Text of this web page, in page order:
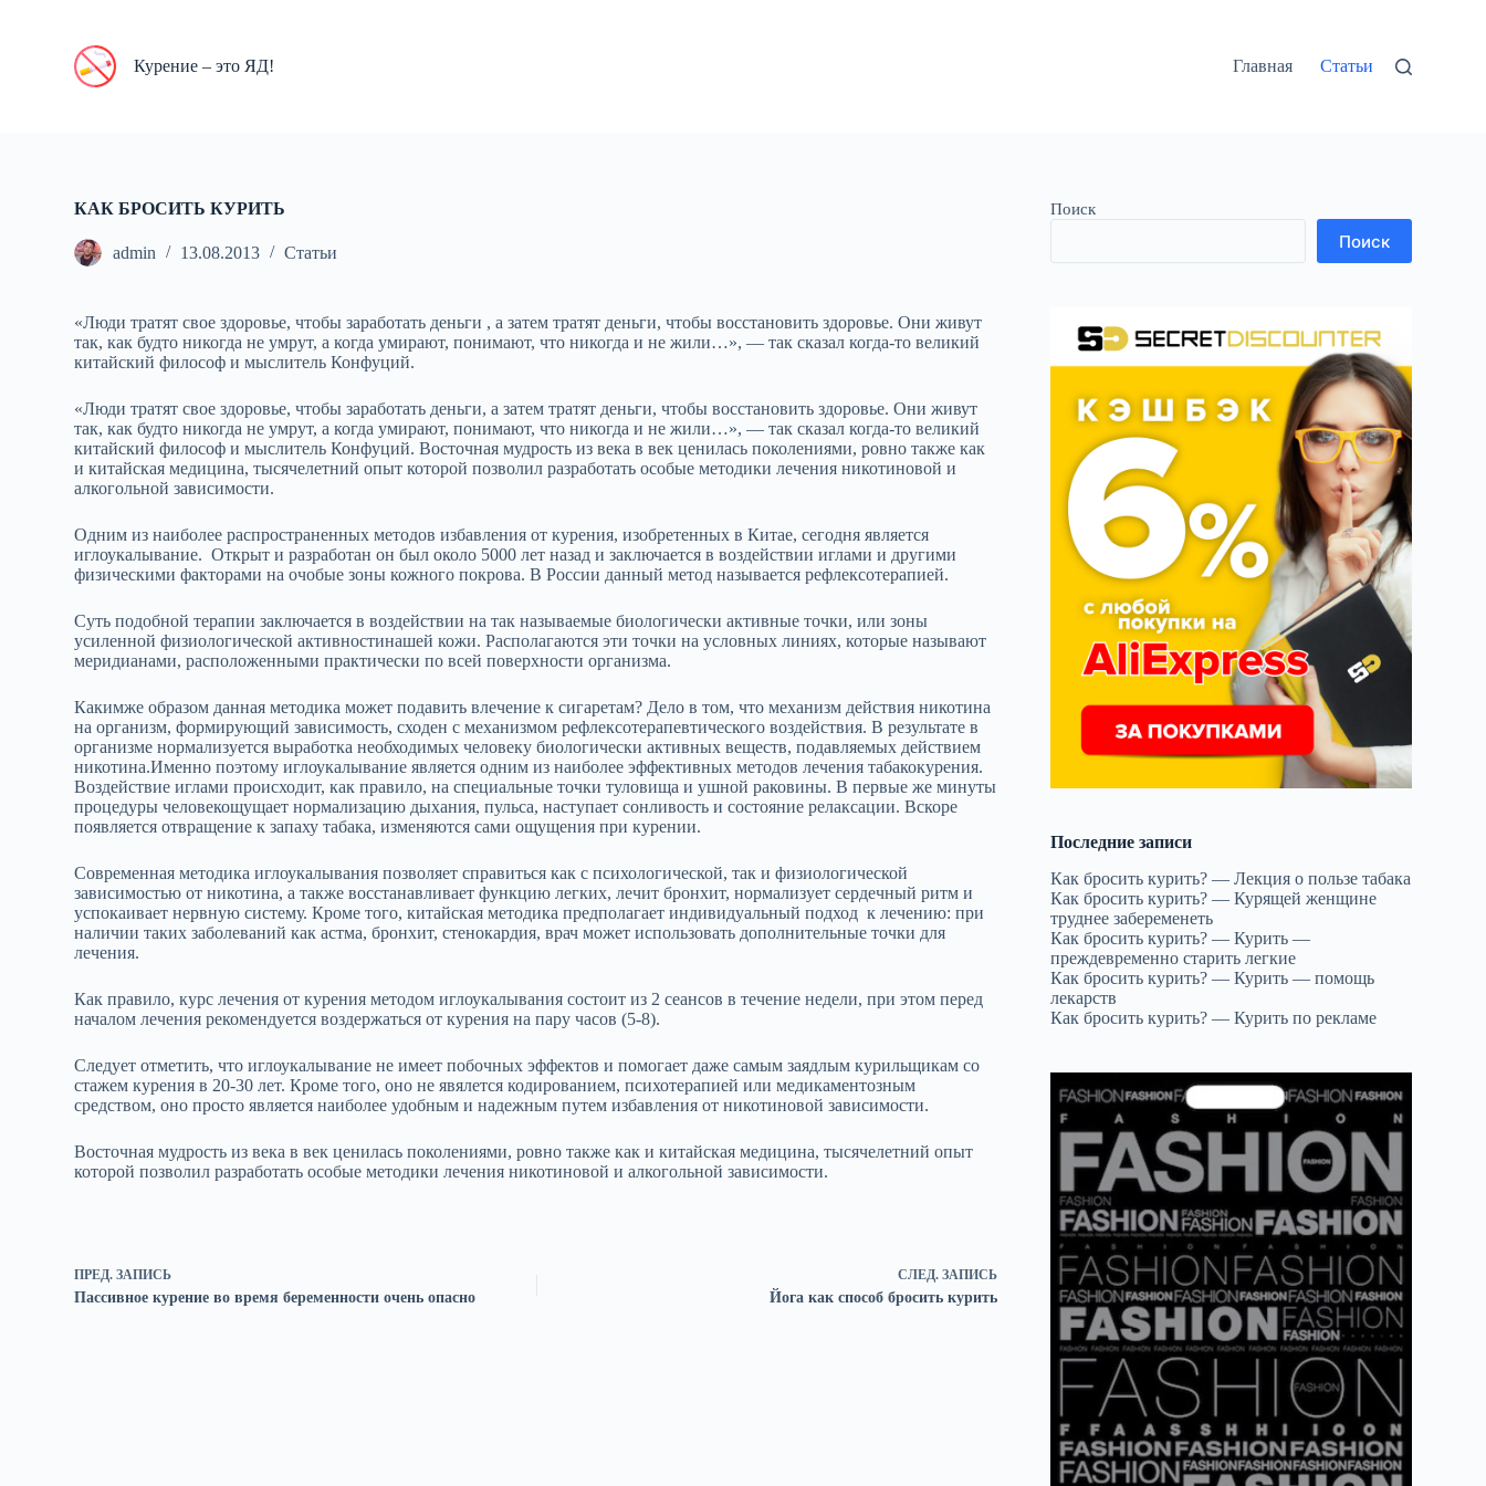
Курение – это ЯД! Главная Статьи
КАК БРОСИТЬ КУРИТЬ
admin 13.08.2013 Статьи
«Люди тратят свое здоровье, чтобы заработать деньги , а затем тратят деньги, чтобы восстановить здоровье. Они живут
так, как будто никогда не умрут, а когда умирают, понимают, что никогда и не жили…», — так сказал когда-то великий
китайский философ и мыслитель Конфуций.
«Люди тратят свое здоровье, чтобы заработать деньги, а затем тратят деньги, чтобы восстановить здоровье. Они живут
так, как будто никогда не умрут, а когда умирают, понимают, что никогда и не жили…», — так сказал когда-то великий
китайский философ и мыслитель Конфуций. Восточная мудрость из века в век ценилась поколениями, ровно также как
и китайская медицина, тысячелетний опыт которой позволил разработать особые методики лечения никотиновой и
алкогольной зависимости.
Одним из наиболее распространенных методов избавления от курения, изобретенных в Китае, сегодня является
иглоукалывание. Открыт и разработан он был около 5000 лет назад и заключается в воздействии иглами и другими
физическими факторами на очобые зоны кожного покрова. В России данный метод называется рефлексотерапией.
Суть подобной терапии заключается в воздействии на так называемые биологически активные точки, или зоны
усиленной физиологической активностинашей кожи. Располагаются эти точки на условных линиях, которые называют
меридианами, расположенными практически по всей поверхности организма.
Какимже образом данная методика может подавить влечение к сигаретам? Дело в том, что механизм действия никотина
на организм, формирующий зависимость, сходен с механизмом рефлексотерапевтического воздействия. В результате в
организме нормализуется выработка необходимых человеку биологически активных веществ, подавляемых действием
никотина.Именно поэтому иглоукалывание является одним из наиболее эффективных методов лечения табакокурения.
Воздействие иглами происходит, как правило, на специальные точки туловища и ушной раковины. В первые же минуты
процедуры человекощущает нормализацию дыхания, пульса, наступает сонливость и состояние релаксации. Вскоре
появляется отвращение к запаху табака, изменяются сами ощущения при курении.
Современная методика иглоукалывания позволяет справиться как с психологической, так и физиологической
зависимостью от никотина, а также восстанавливает функцию легких, лечит бронхит, нормализует сердечный ритм и
успокаивает нервную систему. Кроме того, китайская методика предполагает индивидуальный подход к лечению: при
наличии таких заболеваний как астма, бронхит, стенокардия, врач может использовать дополнительные точки для
лечения.
Как правило, курс лечения от курения методом иглоукалывания состоит из 2 сеансов в течение недели, при этом перед
началом лечения рекомендуется воздержаться от курения на пару часов (5-8).
Следует отметить, что иглоукалывание не имеет побочных эффектов и помогает даже самым заядлым курильщикам со
стажем курения в 20-30 лет. Кроме того, оно не явялется кодированием, психотерапией или медикаментозным
средством, оно просто является наиболее удобным и надежным путем избавления от никотиновой зависимости.
Восточная мудрость из века в век ценилась поколениями, ровно также как и китайская медицина, тысячелетний опыт
которой позволил разработать особые методики лечения никотиновой и алкогольной зависимости.
ПРЕД.ЗАПИСЬ
Пассивное курение во время беременности очень опасно
СЛЕД. ЗАПИСЬ
Йога как способ бросить курить
Поиск
Поиск
Последние записи
Как бросить курить? — Лекция о пользе табака
Как бросить курить? — Курящей женщине
труднее забеременеть
Как бросить курить? — Курить —
преждевременно старить легкие
Как бросить курить? — Курить — помощь
лекарств
Как бросить курить? — Курить по рекламе